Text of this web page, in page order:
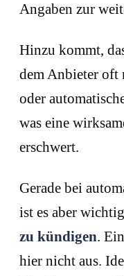
Angaben zur
Hinzu kommt,
dem Anbieter oft
oder
was eine
erschwert.
Gerade bei
ist es aber
zu kündigen.
hier nicht aus.